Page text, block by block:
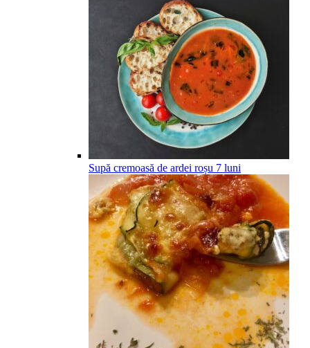
Supă cremoasă de ardei roșu 7 luni